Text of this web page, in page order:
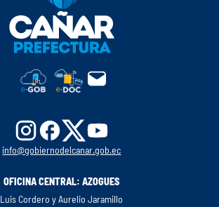
info@gobiernodelcanar.gob.ec
OFICINA CENTRAL: AZOGUES
Luis Cordero y Aurelio Jaramillo